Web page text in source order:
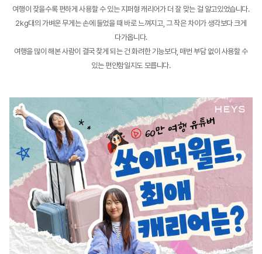
여행이 잦을수록 편하게 사용할 수 있는 지퍼형 캐리어가 더 잘 맞는 걸 알고있었습니다.
2kg대의 가벼운 무게는 손에 들었을 때 바로 느껴지고, 그 작은 차이가 생각보다 크게
다가옵니다.
여행을 많이 해본 사람이 결국 찾게 되는 건 화려한 기능보다, 매번 부담 없이 사용할 수
있는 편안함일지도 모릅니다.